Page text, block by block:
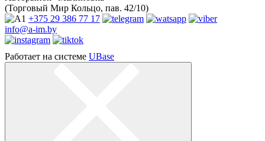
(Торговый Мир Кольцо, пав. 42/10)
+375 29 386 77 17
info@a-im.by
Работает на системе UBase